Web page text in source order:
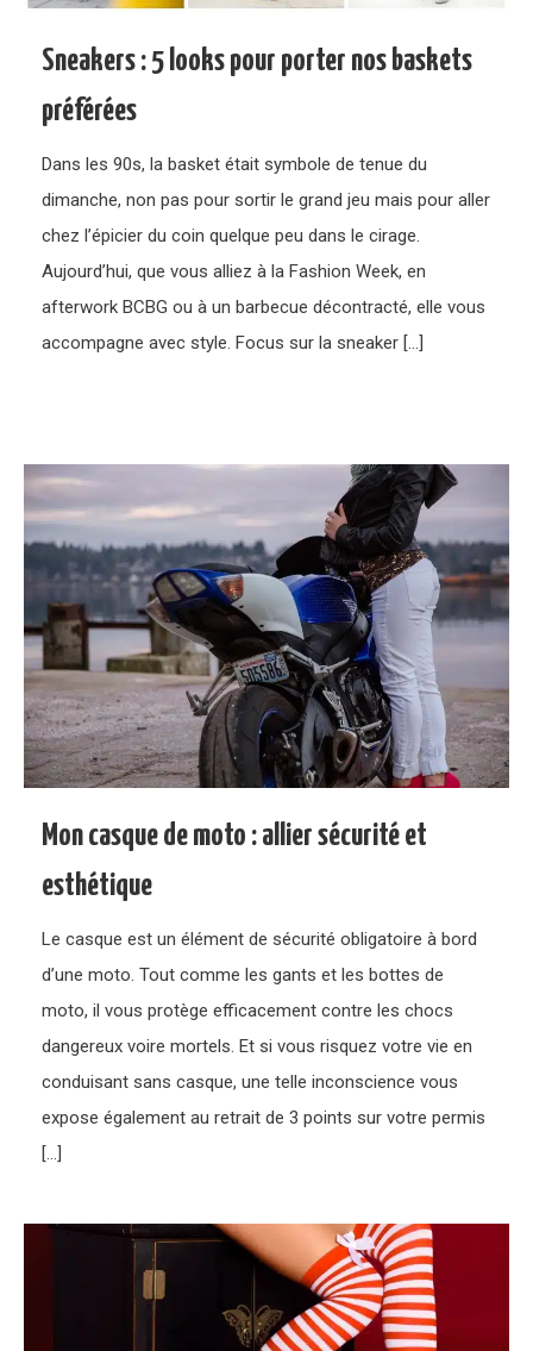
Sneakers : 5 looks pour porter nos baskets
préférées
Dans les 90s, la basket était symbole de tenue du
dimanche, non pas pour sortir le grand jeu mais pour aller
chez l’épicier du coin quelque peu dans le cirage.
Aujourd’hui, que vous alliez à la Fashion Week, en
afterwork BCBG ou à un barbecue décontracté, elle vous
accompagne avec style. Focus sur la sneaker […]
Mon casque de moto : allier sécurité et
esthétique
Le casque est un élément de sécurité obligatoire à bord
d’une moto. Tout comme les gants et les bottes de
moto, il vous protège efficacement contre les chocs
dangereux voire mortels. Et si vous risquez votre vie en
conduisant sans casque, une telle inconscience vous
expose également au retrait de 3 points sur votre permis
[…]